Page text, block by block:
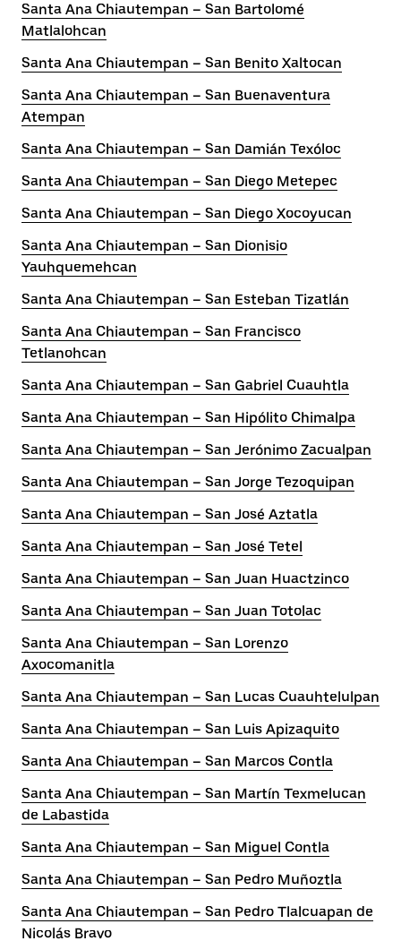
Santa Ana Chiautempan – San Bartolomé
Matlalohcan
Santa Ana Chiautempan – San Benito Xaltocan
Santa Ana Chiautempan – San Buenaventura
Atempan
Santa Ana Chiautempan – San Damián Texóloc
Santa Ana Chiautempan – San Diego Metepec
Santa Ana Chiautempan – San Diego Xocoyucan
Santa Ana Chiautempan – San Dionisio
Yauhquemehcan
Santa Ana Chiautempan – San Esteban Tizatlán
Santa Ana Chiautempan – San Francisco
Tetlanohcan
Santa Ana Chiautempan – San Gabriel Cuauhtla
Santa Ana Chiautempan – San Hipólito Chimalpa
Santa Ana Chiautempan – San Jerónimo Zacualpan
Santa Ana Chiautempan – San Jorge Tezoquipan
Santa Ana Chiautempan – San José Aztatla
Santa Ana Chiautempan – San José Tetel
Santa Ana Chiautempan – San Juan Huactzinco
Santa Ana Chiautempan – San Juan Totolac
Santa Ana Chiautempan – San Lorenzo
Axocomanitla
Santa Ana Chiautempan – San Lucas Cuauhtelulpan
Santa Ana Chiautempan – San Luis Apizaquito
Santa Ana Chiautempan – San Marcos Contla
Santa Ana Chiautempan – San Martín Texmelucan
de Labastida
Santa Ana Chiautempan – San Miguel Contla
Santa Ana Chiautempan – San Pedro Muñoztla
Santa Ana Chiautempan – San Pedro Tlalcuapan de
Nicolás Bravo